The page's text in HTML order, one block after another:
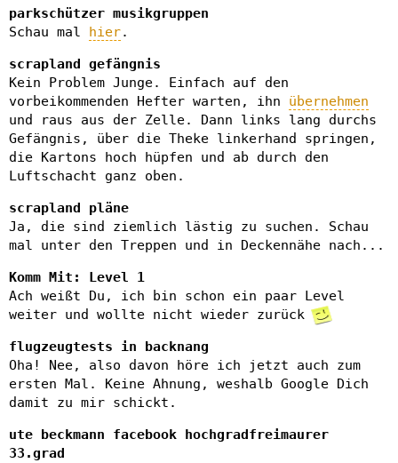
parkschützer musikgruppen
Schau mal hier.
scrapland gefängnis
Kein Problem Junge. Einfach auf den
vorbeikommenden Hefter warten, ihn übernehmen
und raus aus der Zelle. Dann links lang durchs
Gefängnis, über die Theke linkerhand springen,
die Kartons hoch hüpfen und ab durch den
Luftschacht ganz oben.
scrapland pläne
Ja, die sind ziemlich lästig zu suchen. Schau
mal unter den Treppen und in Deckennähe nach...
Komm Mit: Level 1
Ach weißt Du, ich bin schon ein paar Level
weiter und wollte nicht wieder zurück
flugzeugtests in backnang
Oha! Nee, also davon höre ich jetzt auch zum
ersten Mal. Keine Ahnung, weshalb Google Dich
damit zu mir schickt.
ute beckmann facebook hochgradfreimaurer
33.grad